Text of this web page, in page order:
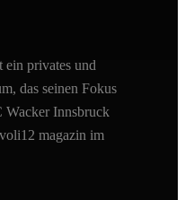
privates und
das seinen Fokus
Wacker Innsbruck
magazin im